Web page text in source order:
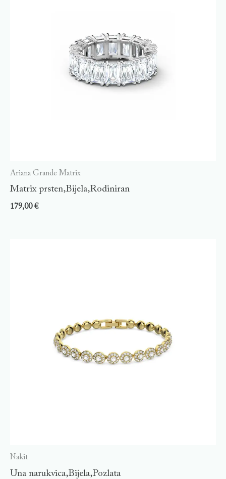
Ariana Grande Matrix
Matrix prsten,Bijela,Rodiniran
179,00€
Nakit
Una narukvica,Bijela,Pozlata